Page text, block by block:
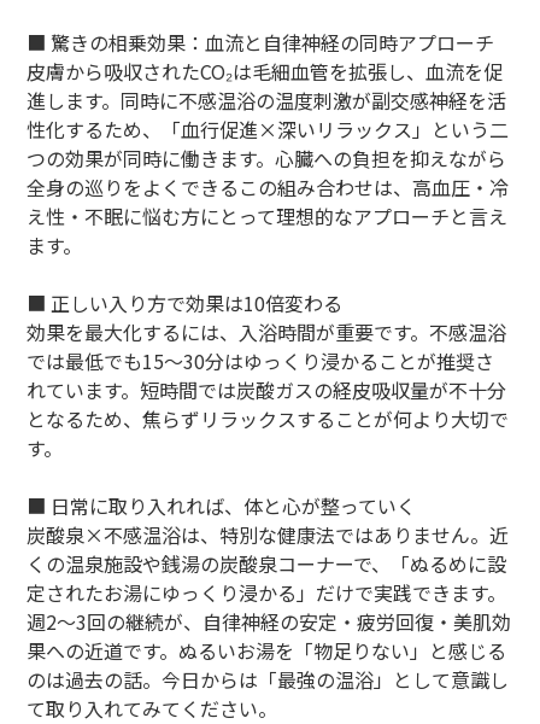
■ 驚きの相乗効果：血流と自律神経の同時アプローチ
皮膚から吸収されたCO₂は毛細血管を拡張し、血流を促
進します。同時に不感温浴の温度刺激が副交感神経を活
性化するため、「血行促進×深いリラックス」という二
つの効果が同時に働きます。心臓への負担を抑えながら
全身の巡りをよくできるこの組み合わせは、高血圧・冷
え性・不眠に悩む方にとって理想的なアプローチと言え
ます。
■ 正しい入り方で効果は10倍変わる
効果を最大化するには、入浴時間が重要です。不感温浴
では最低でも15〜30分はゆっくり浸かることが推奨さ
れています。短時間では炭酸ガスの経皮吸収量が不十分
となるため、焦らずリラックスすることが何より大切で
す。
■ 日常に取り入れれば、体と心が整っていく
炭酸泉×不感温浴は、特別な健康法ではありません。近
くの温泉施設や銭湯の炭酸泉コーナーで、「ぬるめに設
定されたお湯にゆっくり浸かる」だけで実践できます。
週2〜3回の継続が、自律神経の安定・疲労回復・美肌効
果への近道です。ぬるいお湯を「物足りない」と感じる
のは過去の話。今日からは「最強の温浴」として意識し
て取り入れてみてください。